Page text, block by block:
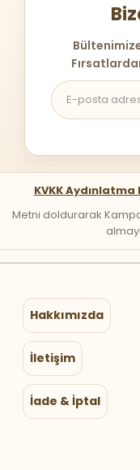
KVKK
Metni doldurarak
Hakkımızda
İletişim
İade & İptal